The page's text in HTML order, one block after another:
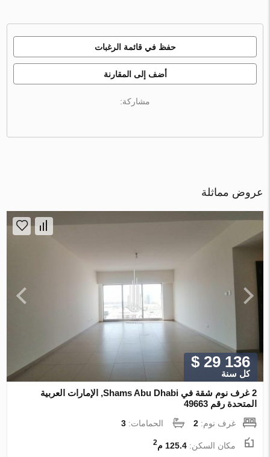
حفظ في قائمة الرغبات
أضف إلى المقارنة
مشاركة:
عروض مماثلة
$ 29 136
كل سنة
2 غرف نوم شقة في Shams Abu Dhabi, الإمارات العربية
المتحدة رقم 49663
غرف نوم:2 الحمامات:3
مكان السكن:125.4 م 2